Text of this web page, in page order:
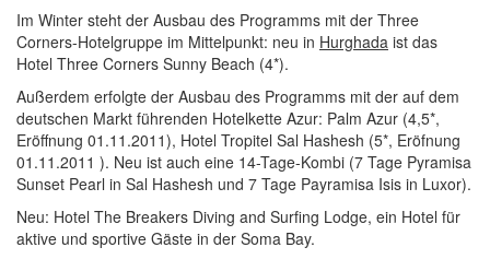
Im Winter steht der Ausbau des Programms mit der Three
Corners-Hotelgruppe im Mittelpunkt: neu in Hurghada ist das
Hotel Three Corners Sunny Beach (4*).
Außerdem erfolgte der Ausbau des Programms mit der auf dem
deutschen Markt führenden Hotelkette Azur: Palm Azur (4,5*,
Eröffnung 01.11.2011), Hotel Tropitel Sal Hashesh (5*, Eröfnung
01.11.2011 ). Neu ist auch eine 14-Tage-Kombi (7 Tage Pyramisa
Sunset Pearl in Sal Hashesh und 7 Tage Payramisa Isis in Luxor).
Neu: Hotel The Breakers Diving and Surfing Lodge, ein Hotel für
aktive und sportive Gäste in der Soma Bay.